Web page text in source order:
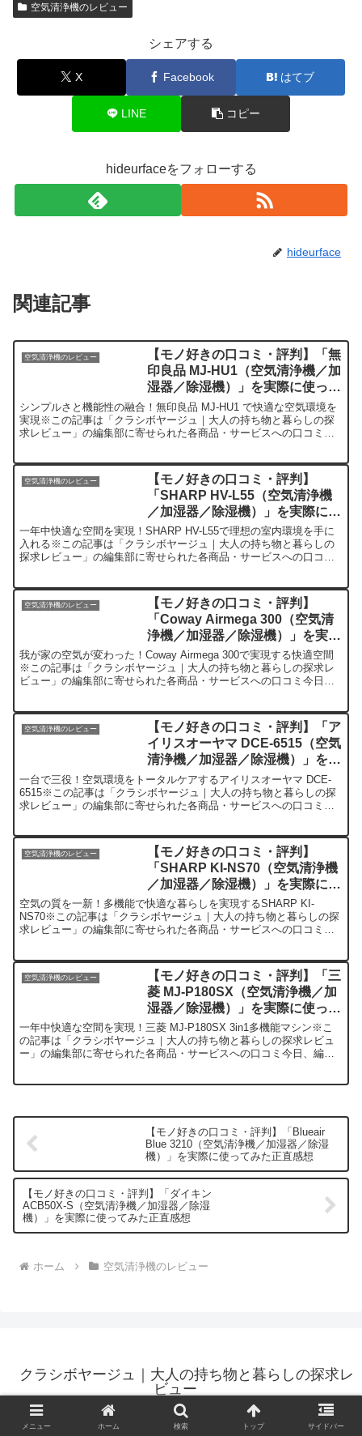
空気清浄機のレビュー
シェアする
X Facebook はてブ
LINE コピー
hideurfaceをフォローする
hideurface
関連記事
空気清浄機のレビュー
【モノ好きの口コミ・評判】「無
印良品 MJ-HU1（空気清浄機／加
湿器／除湿機）」を実際に使って
みた正直感想
シンプルさと機能性の融合！無印良品 MJ-HU1 で快適な空気環境を
実現※この記事は「クラシボヤージュ｜大人の持ち物と暮らしの探
求レビュー」の編集部に寄せられた各商品・サービスへの口コミ今
空気清浄機のレビュー
【モノ好きの口コミ・評判】
「SHARP HV-L55（空気清浄機
／加湿器／除湿機）」を実際に使
ってみた正直感想
一年中快適な空間を実現！SHARP HV-L55で理想の室内環境を手に
入れる※この記事は「クラシボヤージュ｜大人の持ち物と暮らしの
探求レビュー」の編集部に寄せられた各商品・サービスへの口コミ
空気清浄機のレビュー
【モノ好きの口コミ・評判】
「Coway Airmega 300（空気清
浄機／加湿器／除湿機）」を実際
に使ってみた正直感想
我が家の空気が変わった！Coway Airmega 300で実現する快適空間
※この記事は「クラシボヤージュ｜大人の持ち物と暮らしの探求レ
ビュー」の編集部に寄せられた各商品・サービスへの口コミ今日、
空気清浄機のレビュー
【モノ好きの口コミ・評判】「ア
イリスオーヤマ DCE-6515（空気
清浄機／加湿器／除湿機）」を実
際に使ってみた正直感想
一台で三役！空気環境をトータルケアするアイリスオーヤマ DCE-
6515※この記事は「クラシボヤージュ｜大人の持ち物と暮らしの探
求レビュー」の編集部に寄せられた各商品・サービスへの口コミ今
空気清浄機のレビュー
【モノ好きの口コミ・評判】
「SHARP KI-NS70（空気清浄機
／加湿器／除湿機）」を実際に使
ってみた正直感想
空気の質を一新！多機能で快適な暮らしを実現するSHARP KI-
NS70※この記事は「クラシボヤージュ｜大人の持ち物と暮らしの探
求レビュー」の編集部に寄せられた各商品・サービスへの口コミ今
空気清浄機のレビュー
【モノ好きの口コミ・評判】「三
菱 MJ-P180SX（空気清浄機／加
湿器／除湿機）」を実際に使って
みた正直感想
一年中快適な空間を実現！三菱 MJ-P180SX 3in1多機能マシン※こ
の記事は「クラシボヤージュ｜大人の持ち物と暮らしの探求レビュ
ー」の編集部に寄せられた各商品・サービスへの口コミ今日、編集
【モノ好きの口コミ・評判】「Blueair
Blue 3210（空気清浄機／加湿器／除湿
機）」を実際に使ってみた正直感想
【モノ好きの口コミ・評判】「ダイキン
ACB50X-S（空気清浄機／加湿器／除湿
機）」を実際に使ってみた正直感想
ホーム 空気清浄機のレビュー
クラシボヤージュ｜大人の持ち物と暮らしの探求レ
ビュー
© 2023 クラシボヤージュ｜大人の持ち物と暮らしの探求レビュー.
メニュー ホーム 検索 トップ サイドバー